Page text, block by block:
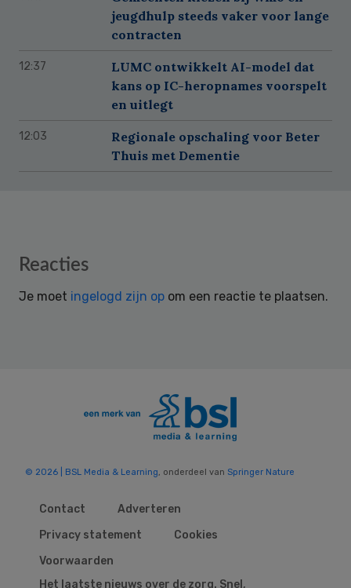
jeugdhulp steeds vaker voor lange
contracten
12:37
LUMC ontwikkelt AI-model dat
kans op IC-heropnames voorspelt
en uitlegt
12:03
Regionale opschaling voor Beter
Thuis met Dementie
Reader
Reacties
Je moet ingelogd zijn op om een reactie te plaatsen.
© 2026 | BSL Media & Learning, onderdeel van Springer Nature
Contact
Adverteren
Privacy statement
Cookies
Voorwaarden
Het laatste nieuws over de zorg. Snel,